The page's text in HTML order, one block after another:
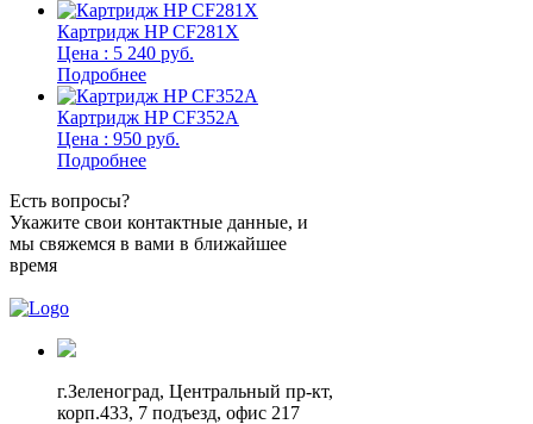
Картридж HP CF281X
Цена : 5 240 руб.
Подробнее
Картридж HP CF352A
Цена : 950 руб.
Подробнее
Есть вопросы?
Укажите свои контактные данные, и
мы свяжемся в вами в ближайшее
время
г.Зеленоград, Центральный пр-кт,
корп.433, 7 подъезд, офис 217